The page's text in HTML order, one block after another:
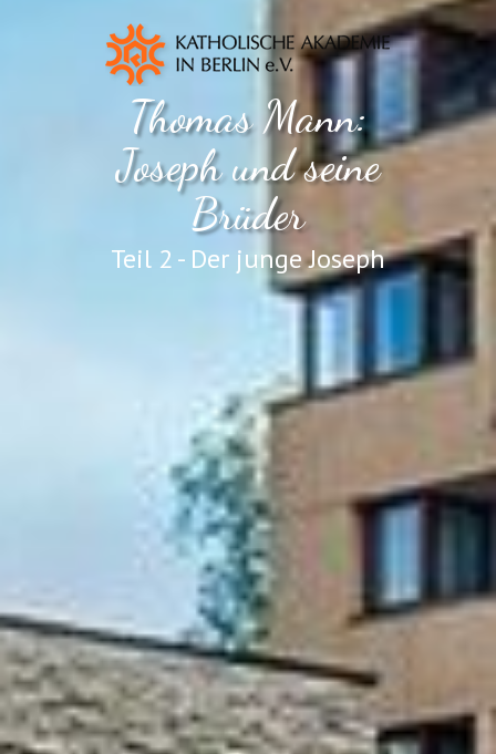
Thomas Mann:
Joseph und seine
Brüder
Teil 2 - Der junge Joseph